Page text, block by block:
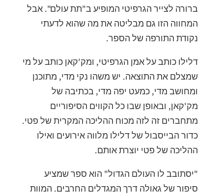
ברורה לצייר הגרפיטי המופיע ב"תת עולם". אבל
המחווה הזו גם מבליטה את מה שהוא לדעתי
נקודת התורפה של הספר.
דלילו כותב על אמן הגרפיטי, ומק'קאן כותב על מי
שמצלם את התוצאה. יש משהו נקי מדי, מתוכנן
ומחושב מדי, כמעט יפה מדי, בכתיבה של
מק'קאן, ובאופן שבו כל הקווים הסיפוריים
מתחברים זה לזה מכוח ההליכה המקרית של פטי.
כדור הבייסבול של דלילו מלווה אירועים ואילו
ההליכה של פטי יוצרת אותם.
"יסתובב לו העולם הגדול" הוא ספר שמציע
סיפור של גאולה דרך המגדלים החרבים. המוות